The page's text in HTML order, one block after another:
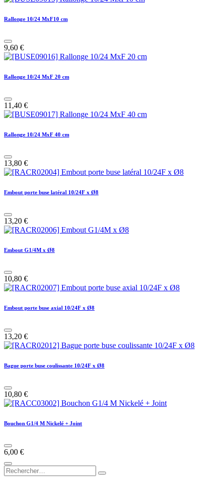
Rallonge 10/24 MxF10 cm
9,60 €
Rallonge 10/24 MxF 20 cm
11,40 €
Rallonge 10/24 MxF 40 cm
13,80 €
Embout porte buse latéral 10/24F x Ø8
13,20 €
Embout G1/4M x Ø8
10,80 €
Embout porte buse axial 10/24F x Ø8
13,20 €
Bague porte buse coulissante 10/24F x Ø8
10,80 €
Bouchon G1/4 M Nickelé + Joint
6,00 €